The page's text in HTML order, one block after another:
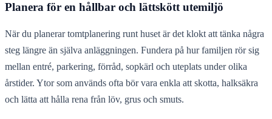
Planera för en hållbar och lättskött utemiljö
När du planerar tomtplanering runt huset är det klokt att tänka några
steg längre än själva anläggningen. Fundera på hur familjen rör sig
mellan entré, parkering, förråd, sopkärl och uteplats under olika
årstider. Ytor som används ofta bör vara enkla att skotta, halksäkra
och lätta att hålla rena från löv, grus och smuts.